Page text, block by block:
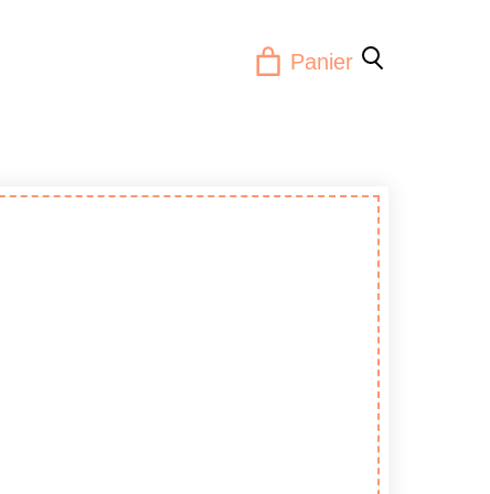
Panier